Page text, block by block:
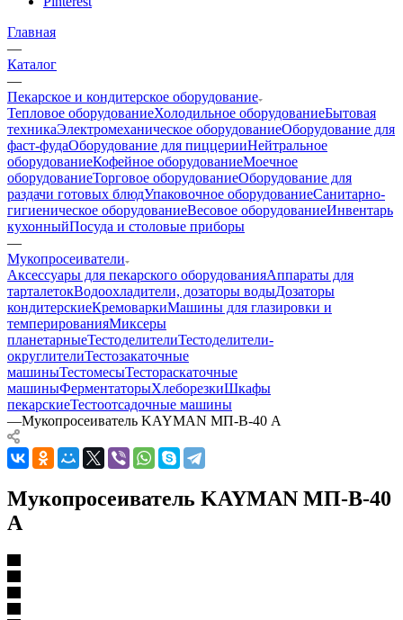
Главная
—
Каталог
—
Пекарское и кондитерское оборудование
Тепловое оборудованиеХолодильное оборудованиеБытовая
техникаЭлектромеханическое оборудованиеОборудование для
фаст-фудаОборудование для пиццерииНейтральное
оборудованиеКофейное оборудованиеМоечное
оборудованиеТорговое оборудованиеОборудование для
раздачи готовых блюдУпаковочное оборудованиеСанитарно-
гигиеническое оборудованиеВесовое оборудованиеИнвентарь
кухонныйПосуда и столовые приборы
—
Мукопросеиватели
Аксессуары для пекарского оборудованияАппараты для
тарталетокВодоохладители, дозаторы водыДозаторы
кондитерскиеКремоваркиМашины для глазировки и
темперированияМиксеры
планетарныеТестоделителиТестоделители-
округлителиТестозакаточные
машиныТестомесыТестораскаточные
машиныФерментаторыХлеборезкиШкафы
пекарскиеТестоотсадочные машины
—Мукопросеиватель KAYMAN МП-В-40 А
Мукопросеиватель KAYMAN МП-В-40
А